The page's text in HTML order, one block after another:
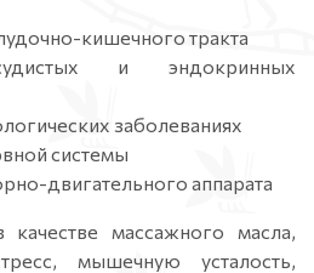
кишечного тракта
и эндокринных
заболеваниях
системы
двигательного аппарата
массажного масла,
мышечную усталость,